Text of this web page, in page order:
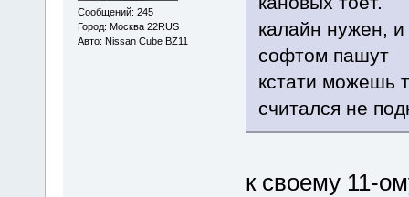
Сообщений: 245
Город: Москва 22RUS
Авто: Nissan Cube BZ11
калайн нужен,
софтом пашут
кстати можешь
считался не
к своему 11-